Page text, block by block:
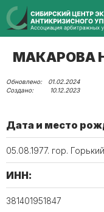
МАКАРОВА
01.02.2024
10.12.2023
Дата и место
05.08.1977. гор. Горький
ИНН:
381401951847